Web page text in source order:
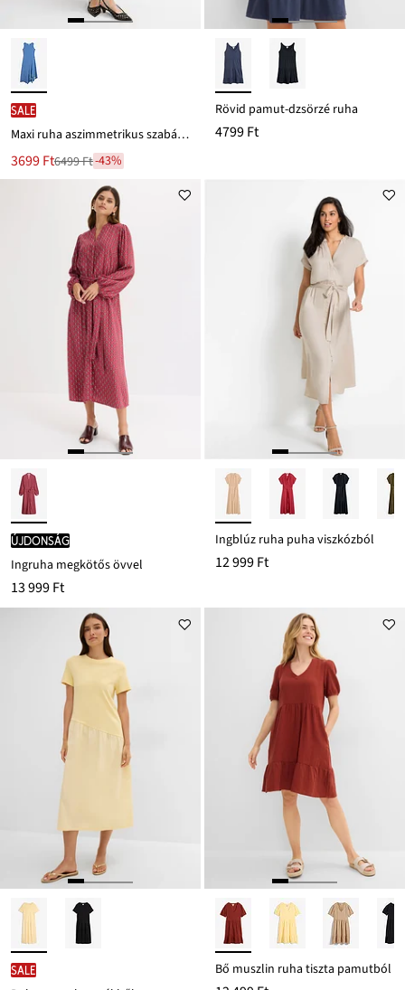
SALE
Maxi ruha aszimmetrikus szabásvonallal
Új
ár
3699 Ft
Leárazva6499 Ft-43%
Rövid pamut-dzsörzé ruha
4799 Ft
újdonság
Ingruha megkötős övvel
13 999 Ft
Ingblúz ruha puha viszkózból
12 999 Ft
SALE Bő muszlin ruha tiszta pamutból